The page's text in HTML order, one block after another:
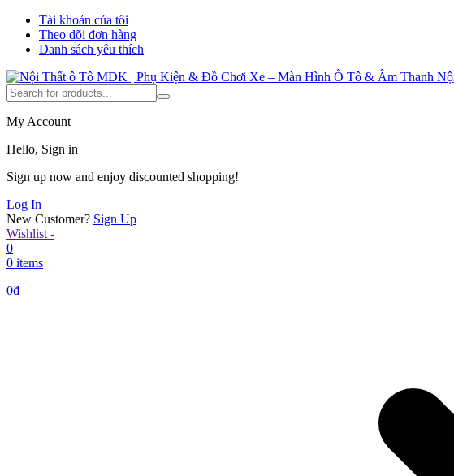
Tài khoản của tôi
Theo dõi đơn hàng
Danh sách yêu thích
My Account
Hello, Sign in
Sign up now and enjoy discounted shopping!
Log In
New Customer? Sign Up
Wishlist -
0
0 items
0₫